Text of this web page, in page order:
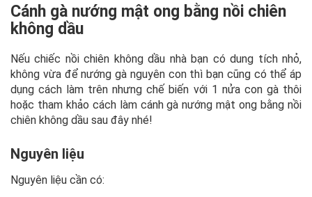
Cánh gà nướng mật ong bằng nồi chiên
không dầu
Nếu chiếc nồi chiên không dầu nhà bạn có dung tích nhỏ,
không vừa để nướng gà nguyên con thì bạn cũng có thể áp
dụng cách làm trên nhưng chế biến với 1 nửa con gà thôi
hoặc tham khảo cách làm cánh gà nướng mật ong bằng nồi
chiên không dầu sau đây nhé!
Nguyên liệu
Nguyên liệu cần có: